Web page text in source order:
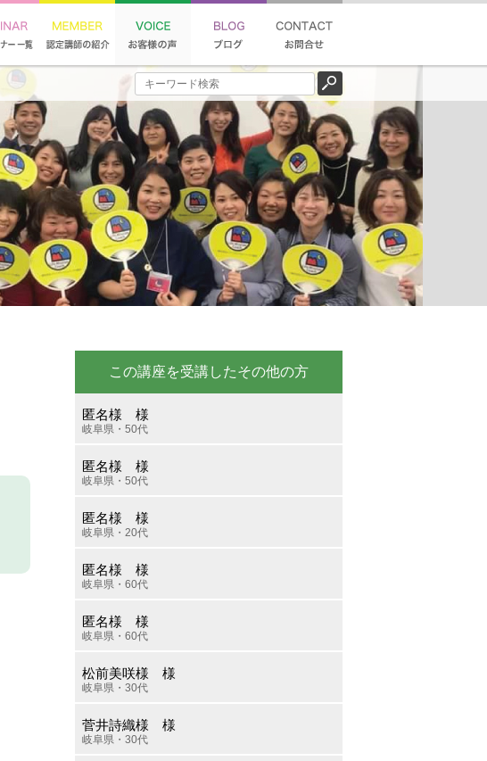
この講座を受講したその他の方
匿名様 様
岐阜県・50代
匿名様 様
岐阜県・50代
匿名様 様
岐阜県・20代
匿名様 様
岐阜県・60代
匿名様 様
岐阜県・60代
松前美咲様 様
岐阜県・30代
菅井詩織様 様
岐阜県・30代